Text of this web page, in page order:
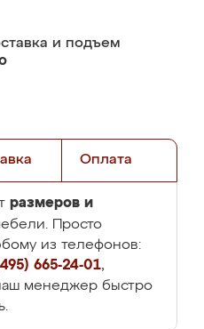
и подъем
Оплата
размеров и
Просто
из телефонов:
665-24-01,
менеджер быстро